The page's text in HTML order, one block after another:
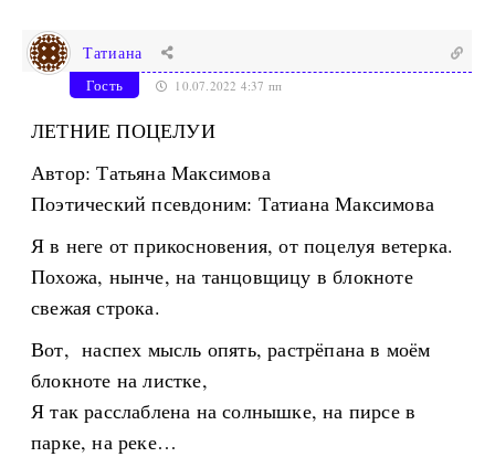
Татиана
Гость 10.07.2022 4:37 пп
ЛЕТНИЕ ПОЦЕЛУИ
Автор: Татьяна Максимова
Поэтический псевдоним: Татиана Максимова
Я в неге от прикосновения, от поцелуя ветерка.
Похожа, нынче, на танцовщицу в блокноте
свежая строка.
Вот, наспех мысль опять, растрёпана в моём
блокноте на листке,
Я так расслаблена на солнышке, на пирсе в
парке, на реке…